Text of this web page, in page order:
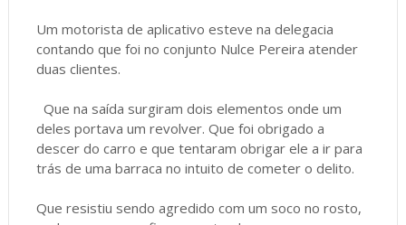
Um motorista de aplicativo esteve na delegacia
contando que foi no conjunto Nulce Pereira atender
duas clientes.
Que na saída surgiram dois elementos onde um
deles portava um revolver. Que foi obrigado a
descer do carro e que tentaram obrigar ele a ir para
trás de uma barraca no intuito de cometer o delito.
Que resistiu sendo agredido com um soco no rosto,